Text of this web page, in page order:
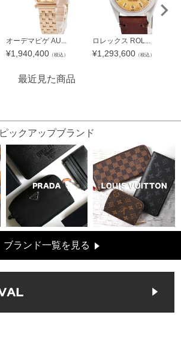
オーデマピゲ AU...
¥1,940,400 （税込）
ロレックス ROL...
¥1,293,600 （税込）
最近見た商品
ピックアップブランド
ブランド一覧を見る